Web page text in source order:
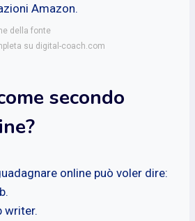
Amazon.
della fonte
su digital-coach.com
secondo
online può voler dire:
writer.